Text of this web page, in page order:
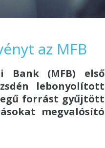
az MFB
Bank (MFB) első
lebonyolított
forrást gyűjtött
megvalósító